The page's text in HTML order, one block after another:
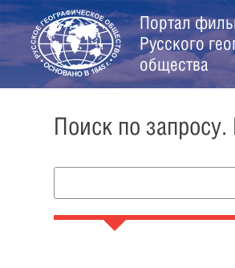
Портал
Русского
общества
Поиск по